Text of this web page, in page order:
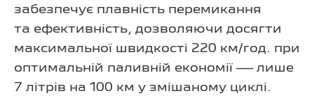
забезпечує плавність перемикання
та ефективність, дозволяючи досягти
максимальної швидкості 220 км/год. при
оптимальній паливній економії — лише
7 літрів на 100 км у змішаному циклі.